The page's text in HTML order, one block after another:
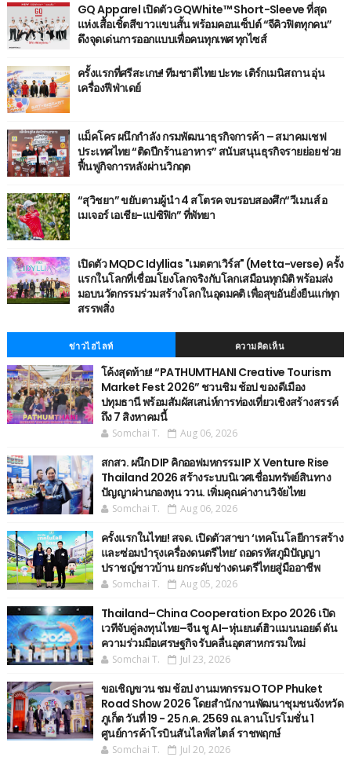
GQ Apparel เปิดตัว GQWhite™ Short-Sleeve ที่สุด
แห่งเสื้อเชิ้ตสีขาวแขนสั้น พร้อมคอนเซ็ปต์ “จีคิวฟิตทุกคน”
ดึงจุดเด่นการออกแบบเพื่อคนทุกเพศ ทุกไซส์
ครั้งแรกที่ศรีสะเกษ! ทีมชาติไทย ปะทะ เติร์กเมนิสถาน อุ่น
เครื่องฟีฟ่าเดย์
แม็คโคร ผนึกกำลัง กรมพัฒนาธุรกิจการค้า – สมาคมเชฟ
ประเทศไทย “ติดปีกร้านอาหาร” สนับสนุนธุรกิจรายย่อย ช่วย
ฟื้นฟูกิจการหลังผ่านวิกฤต
“สุวิชยา” ขยับตามผู้นำ 4 สโตรค จบรอบสองศึก“วีเมนส์ อ
เมเจอร์ เอเชีย-แปซิฟิก” ที่พัทยา
เปิดตัว MQDC Idyllias "เมตตาเวิร์ส" (Metta-verse) ครั้ง
แรกในโลกที่เชื่อมโยงโลกจริงกับโลกเสมือนทุกมิติ พร้อมส่ง
มอบนวัตกรรมร่วมสร้างโลกในอุดมคติ เพื่อสุขอันยั่งยืนแก่ทุก
สรรพสิ่ง
ข่าวไฮไลท์ ความคิดเห็น
โค้งสุดท้าย! “PATHUMTHANI Creative Tourism
Market Fest 2026” ชวนชิม ช้อป ของดีเมือง
ปทุมธานี พร้อมสัมผัสเสน่ห์การท่องเที่ยวเชิงสร้างสรรค์
ถึง 7 สิงหาคมนี้
Somchai T. Aug 06, 2026
สกสว. ผนึก DIP คิกออฟมหกรรม IP X Venture Rise
Thailand 2026 สร้างระบบนิเวศเชื่อมทรัพย์สินทาง
ปัญญาผ่านกองทุน ววน. เพิ่มคุณค่างานวิจัยไทย
Somchai T. Aug 06, 2026
ครั้งแรกในไทย! สจด. เปิดตัวสาขา ‘เทคโนโลยีการสร้าง
และซ่อมบำรุงเครื่องดนตรีไทย’ ​ถอดรหัสภูมิปัญญา
ปราชญ์ชาวบ้าน ยกระดับช่างดนตรีไทยสู่มืออาชีพ
Somchai T. Aug 05, 2026
Thailand–China Cooperation Expo 2026 เปิด
เวทีจับคู่ลงทุนไทย–จีน ชู AI–หุ่นยนต์ฮิวแมนนอยด์ ดัน
ความร่วมมือเศรษฐกิจ รับคลื่นอุตสาหกรรมใหม่
Somchai T. Jul 23, 2026
ขอเชิญขวน ชม ช้อป งานมหกรรม OTOP Phuket
Road Show 2026 โดยสำนักงานพัฒนาชุมชนจังหวัด
ภูเก็ต วันที่ 19 - 25 ก.ค. 2569 ณ.ลานโปรโมชั่น 1
ศูนย์การค้าโรบินสันไลฟ์สไตล์ ราชพฤกษ์
Somchai T. Jul 20, 2026